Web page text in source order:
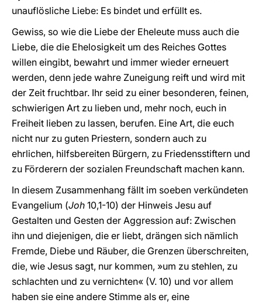
unauflösliche Liebe: Es bindet und erfüllt es.
Gewiss, so wie die Liebe der Eheleute muss auch die
Liebe, die die Ehelosigkeit um des Reiches Gottes
willen eingibt, bewahrt und immer wieder erneuert
werden, denn jede wahre Zuneigung reift und wird mit
der Zeit fruchtbar. Ihr seid zu einer besonderen, feinen,
schwierigen Art zu lieben und, mehr noch, euch in
Freiheit lieben zu lassen, berufen. Eine Art, die euch
nicht nur zu guten Priestern, sondern auch zu
ehrlichen, hilfsbereiten Bürgern, zu Friedensstiftern und
zu Förderern der sozialen Freundschaft machen kann.
In diesem Zusammenhang fällt im soeben verkündeten
Evangelium (Joh 10,1-10) der Hinweis Jesu auf
Gestalten und Gesten der Aggression auf: Zwischen
ihn und diejenigen, die er liebt, drängen sich nämlich
Fremde, Diebe und Räuber, die Grenzen überschreiten,
die, wie Jesus sagt, nur kommen, »um zu stehlen, zu
schlachten und zu vernichten« (V. 10) und vor allem
haben sie eine andere Stimme als er, eine